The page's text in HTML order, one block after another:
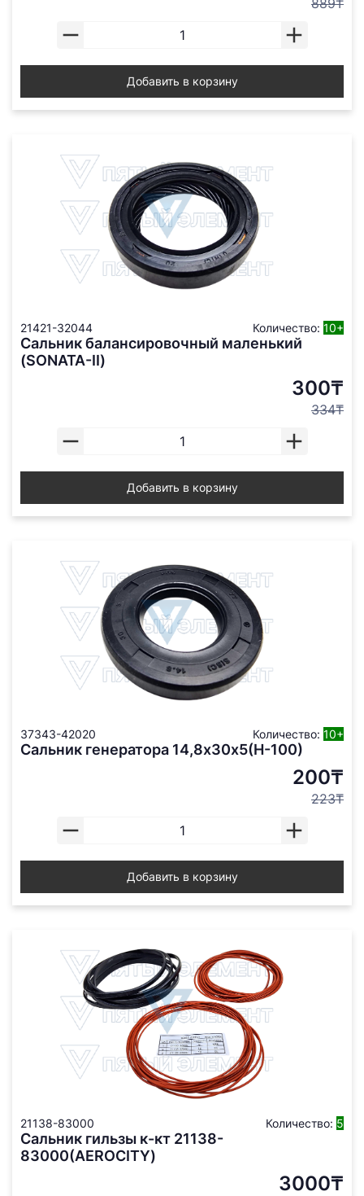
889₸
Добавить в корзину
21421-32044 Количество: 10+
Сальник балансировочный маленький
(SONATA-II)
300₸
334₸
Добавить в корзину
37343-42020 Количество: 10+
Сальник генератора 14,8х30х5(Н-100)
200₸
223₸
Добавить в корзину
21138-83000 Количество: 5
Сальник гильзы к-кт 21138-
83000(AEROCITY)
3000₸